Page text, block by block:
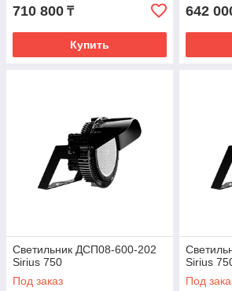
710 800 ₸
Купить
642
Светильник ДСП08-600-202
Sirius 750
Под заказ
Sirius
Под